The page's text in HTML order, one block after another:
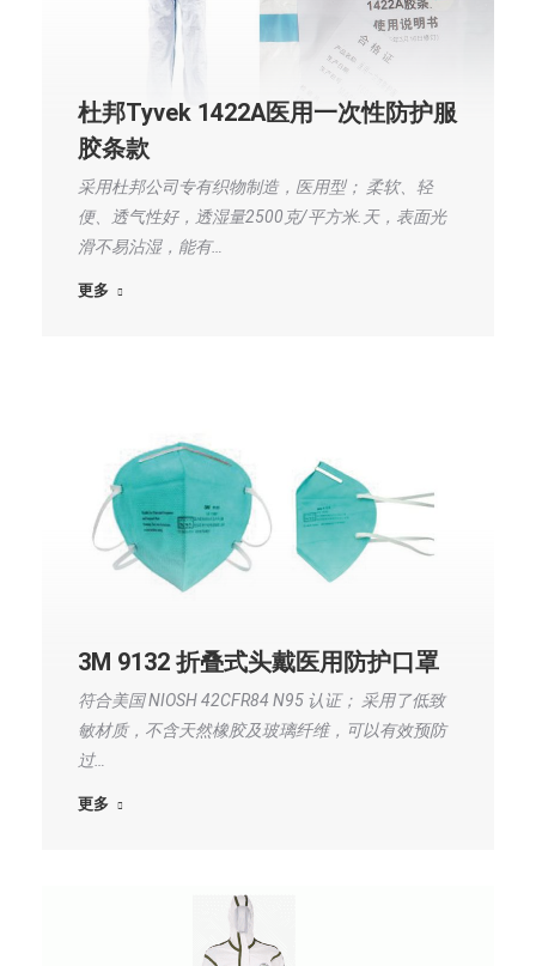
杜邦Tyvek 1422A医用一次性防护服
胶条款
采用杜邦公司专有织物制造，医用型； 柔软、轻
便、透气性好，透湿量2500克/平方米.天，表面光
滑不易沾湿，能有…
更多
3M 9132 折叠式头戴医用防护口罩
符合美国 NIOSH 42CFR84 N95 认证； 采用了低致
敏材质，不含天然橡胶及玻璃纤维，可以有效预防
过…
更多